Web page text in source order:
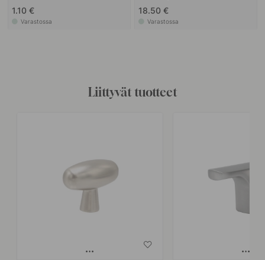
1.10 €
Varastossa
18.50 €
Varastossa
Liittyvät tuotteet